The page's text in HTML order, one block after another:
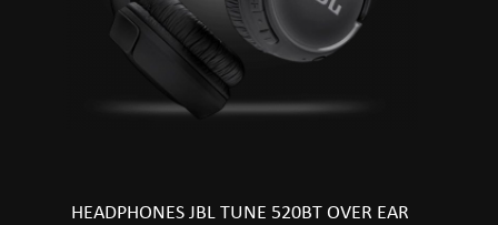
HEADPHONES JBL TUNE 520BT OVER EAR